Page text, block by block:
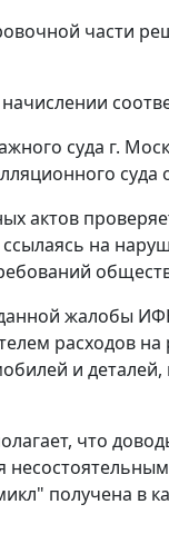
части
суда г.
суда
актов
ссылаясь на
жалобы
расходов
и
что
получена в